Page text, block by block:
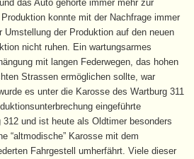
das Auto gehörte immer mehr zur
konnte mit der Nachfrage immer
der Produktion auf den neuen
nicht ruhen. Ein wartungsarmes
mit langen Federwegen, das hohen
Strassen ermöglichen sollte, war
es unter die Karosse des Wartburg 311
eingeführte
312 und ist heute als Oldtimer besonders
“altmodische” Karosse mit dem
Fahrgestell umherfährt. Viele dieser